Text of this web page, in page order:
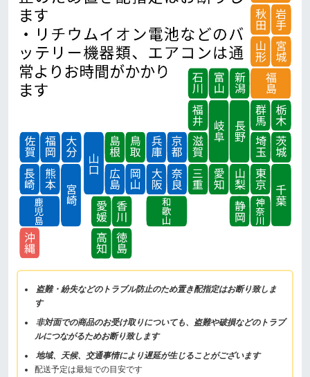
盗難・紛失などのトラブル防止のため置き配指定はお断り致しま
す
非対面での商品のお受け取りについても、盗難や破損などのトラブ
ルにつながるためお断り致します
地域、天候、交通事情により遅延が生じることがございます
配送予定は最短での目安です